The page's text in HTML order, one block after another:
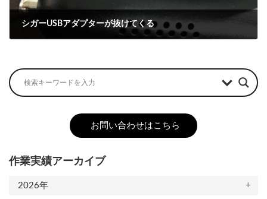
シガーUSBアダプターが抜けてくる
お問い合わせはこちら
作業実績アーカイブ
2026年